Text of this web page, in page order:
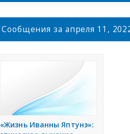
Сообщения за апреля 11,
«Жизнь Иванны Яптунэ»: